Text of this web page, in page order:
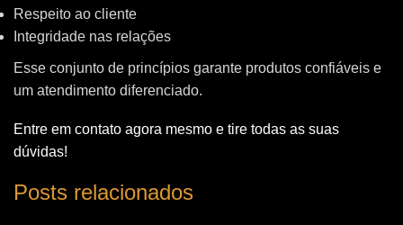
Respeito ao cliente
Integridade nas relações
Esse conjunto de princípios garante produtos confiáveis e
um atendimento diferenciado.
Entre em contato agora mesmo e tire todas as suas
dúvidas!
Posts relacionados